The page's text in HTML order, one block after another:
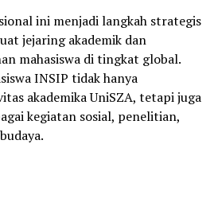
ini menjadi langkah strategis
jejaring akademik dan
mahasiswa di tingkat global.
INSIP tidak hanya
akademika UniSZA, tetapi juga
kegiatan sosial, penelitian,